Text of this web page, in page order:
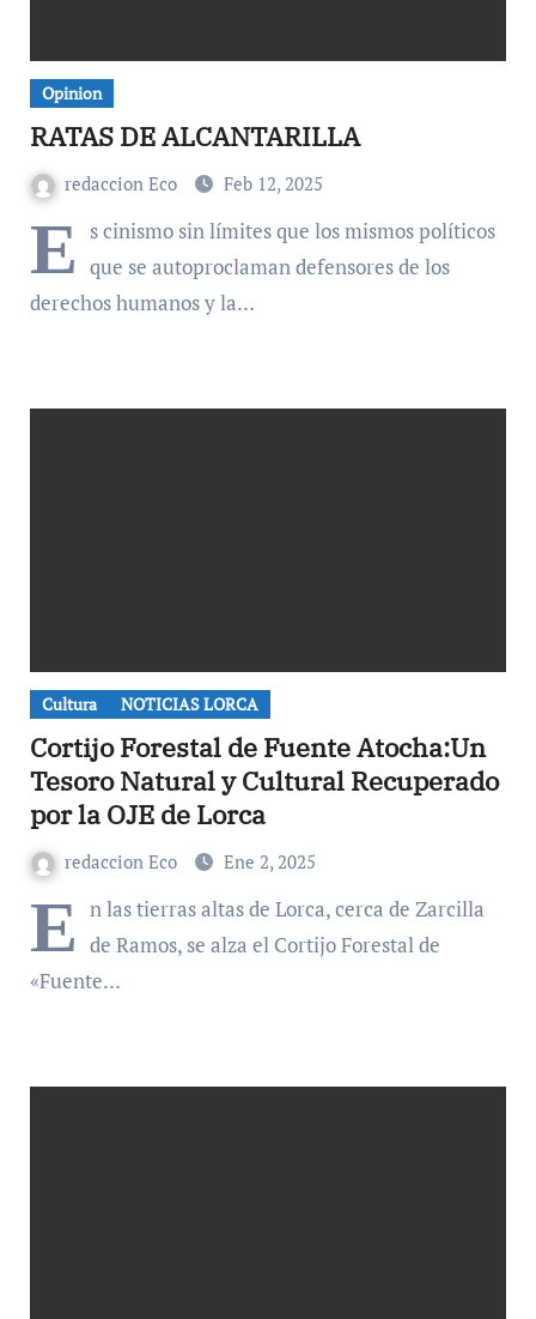
Opinion
RATAS DE ALCANTARILLA
redaccion Eco Feb 12, 2025
E
s cinismo sin límites que los mismos políticos
que se autoproclaman defensores de los
derechos humanos y la…
Cultura NOTICIAS LORCA
Cortijo Forestal de Fuente Atocha:Un
Tesoro Natural y Cultural Recuperado
por la OJE de Lorca
redaccion Eco Ene 2, 2025
E n las tierras altas de Lorca, cerca de Zarcilla
de Ramos, se alza el Cortijo Forestal de
«Fuente…